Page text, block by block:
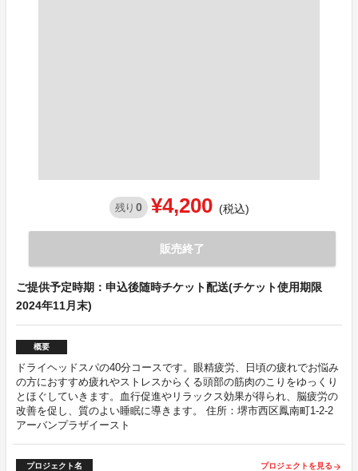
残り 0 ¥4,200 (税込)
販売終了
ご提供予定時期：申込後随時チケット配送(チケット使用期限
2024年11月末)
概要
ドライヘッドスパの40分コースです。眼精疲労、日頃の疲れでお悩み
の方におすすめ疲れやストレスからくる頭部の筋肉のこりをゆっくり
とほぐしていきます。血行促進やリラックス効果が得られ、脳疲労の
改善を促し、質のよい睡眠に導きます。 住所：堺市西区鳳南町1-2-2
アーバンプラザイースト
プロジェクト名 プロジェクトを見る arrow_forward